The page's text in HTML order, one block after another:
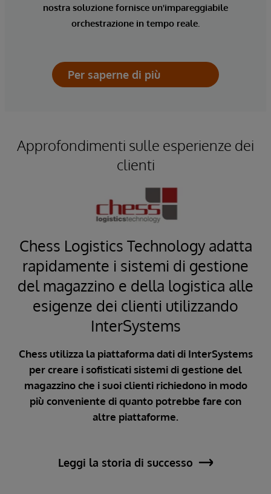
nostra soluzione fornisce un'impareggiabile
orchestrazione in tempo reale.
Per saperne di più
Approfondimenti sulle esperienze dei
clienti
Chess Logistics Technology adatta
rapidamente i sistemi di gestione
del magazzino e della logistica alle
esigenze dei clienti utilizzando
InterSystems
Chess utilizza la piattaforma dati di InterSystems
per creare i sofisticati sistemi di gestione del
magazzino che i suoi clienti richiedono in modo
più conveniente di quanto potrebbe fare con
altre piattaforme.
Leggi la storia di successo